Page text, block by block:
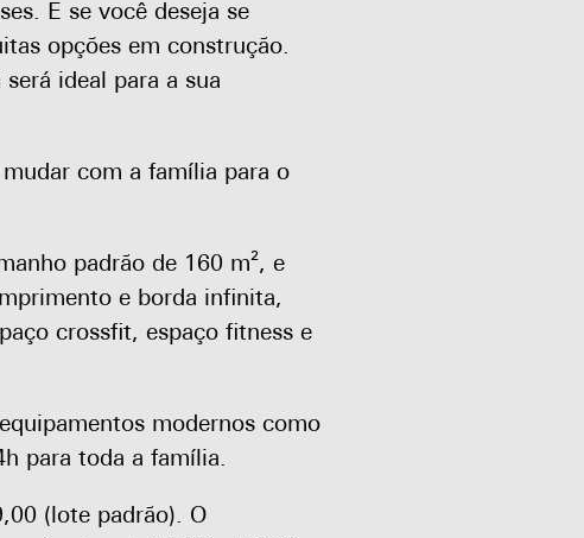
E se você deseja se
opções em construção.
ideal para a sua
com a família para o
padrão de 160 m², e
e borda infinita,
crossfit, espaço fitness e
modernos como
para toda a família.
(lote padrão). O